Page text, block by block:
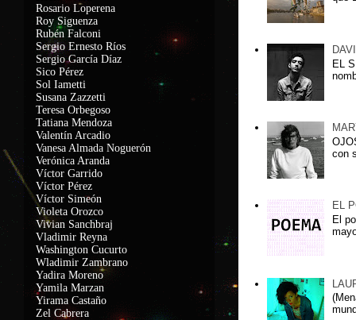
EL
con
EL
El
Rosario Loperena
Roy Siguenza
Rubén Falconi
Sergio Ernesto Ríos
Sergio García Díaz
Sico Pérez
Sol Iametti
Susana Zazzetti
Teresa Orbegoso
Tatiana Mendoza
Valentín Arcadio
Vanesa Almada Noguerón
Verónica Aranda
Víctor Garrido
Víctor Pérez
Víctor Simeón
Violeta Orozco
Vivian Sanchbraj
Vladimir Reyna
Washington Cucurto
Wladimir Zambrano
Yadira Moreno
Yamila Marzan
Yirama Castaño
Zel Cabrera